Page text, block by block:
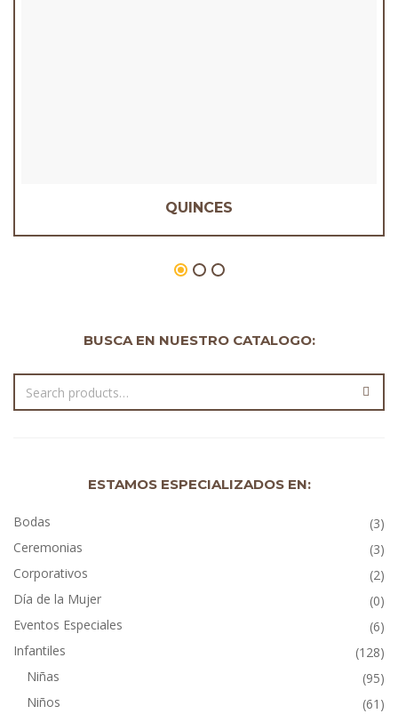
QUINCES
BUSCA EN NUESTRO CATALOGO:
ESTAMOS ESPECIALIZADOS EN:
Bodas
(3)
Ceremonias
(3)
Corporativos
(2)
Día de la Mujer
(0)
Eventos Especiales
(6)
Infantiles
(128)
Niñas
(95)
Niños
(61)